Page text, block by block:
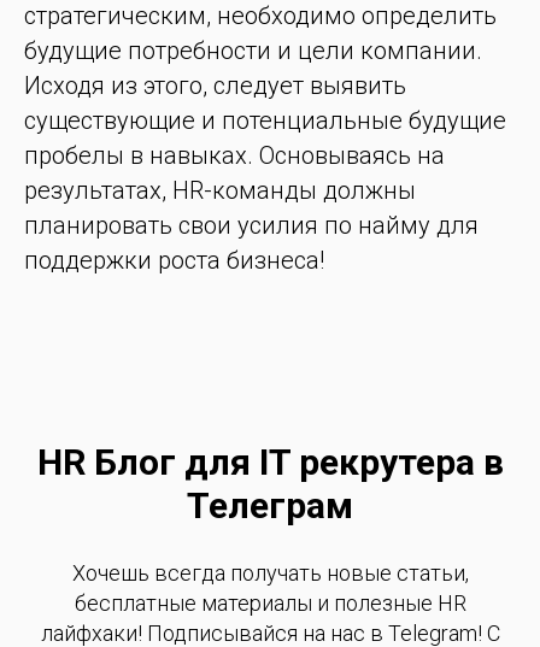
стратегическим, необходимо определить
будущие потребности и цели компании.
Исходя из этого, следует выявить
существующие и потенциальные будущие
пробелы в навыках. Основываясь на
результатах, HR-команды должны
планировать свои усилия по найму для
поддержки роста бизнеса!
HR Блог для IT рекрутера в
Телеграм
Хочешь всегда получать новые статьи,
бесплатные материалы и полезные HR
лайфхаки! Подписывайся на нас в Telegram! С